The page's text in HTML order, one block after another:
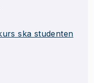
ska studenten